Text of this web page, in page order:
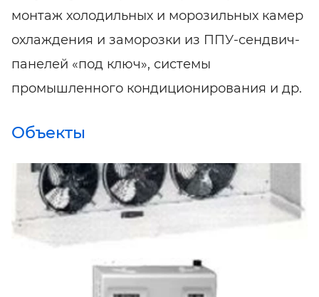
монтаж холодильных и морозильных камер
охлаждения и заморозки из ППУ-сендвич-
панелей «под ключ», системы
промышленного кондиционирования и др.
Объекты